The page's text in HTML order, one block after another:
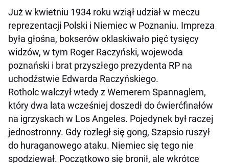
Już w kwietniu 1934 roku wziął udział w meczu
reprezentacji Polski i Niemiec w Poznaniu. Impreza
była głośna, bokserów oklaskiwało pięć tysięcy
widzów, w tym Roger Raczyński, wojewoda
poznański i brat przyszłego prezydenta RP na
uchodźstwie Edwarda Raczyńskiego.
Rotholc walczył wtedy z Wernerem Spannaglem,
który dwa lata wcześniej doszedł do ćwierćfinałów
na igrzyskach w Los Angeles. Pojedynek był raczej
jednostronny. Gdy rozległ się gong, Szapsio ruszył
do huraganowego ataku. Niemiec się tego nie
spodziewał. Początkowo się bronił, ale wkrótce